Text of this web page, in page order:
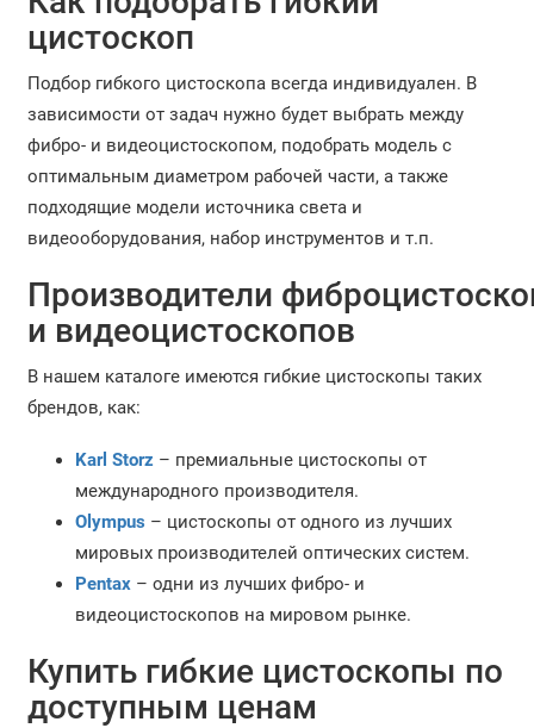
цистоскоп
Подбор гибкого цистоскопа всегда индивидуален. В
зависимости от задач нужно будет выбрать между
фибро- и видеоцистоскопом, подобрать модель с
оптимальным диаметром рабочей части, а также
подходящие модели источника света и
видеооборудования, набор инструментов и т.п.
Производители
и видеоцистоскопов
В нашем каталоге имеются гибкие цистоскопы таких
брендов, как:
Karl Storz– премиальные цистоскопы от
международного производителя.
Olympus – цистоскопы от одного из лучших
мировых производителей оптических систем.
Pentax – одни из лучших фибро- и
видеоцистоскопов на мировом рынке.
Купить гибкие цистоскопы по
доступным ценам